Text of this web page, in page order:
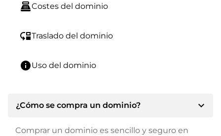
point_of_saleCostes del dominio
move_downTraslado del dominio
infoUso del dominio
¿Cómo se compra un dominio? expand_more
Comprar un dominio es sencillo y seguro en